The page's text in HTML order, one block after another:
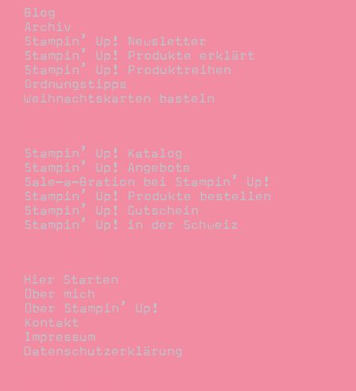
Blog
Archiv
Stampin’ Up! Newsletter
Stampin’ Up! Produkte erklärt
Stampin’ Up! Produktreihen
Ordnungstipps
Weihnachtskarten basteln
Stampin’ Up! Katalog
Stampin’ Up! Angebote
Sale-a-Bration bei Stampin’ Up!
Stampin’ Up! Produkte bestellen
Stampin’ Up! Gutschein
Stampin’ Up! in der Schweiz
Hier Starten
Über mich
Über Stampin’ Up!
Kontakt
Impressum
Datenschutzerklärung